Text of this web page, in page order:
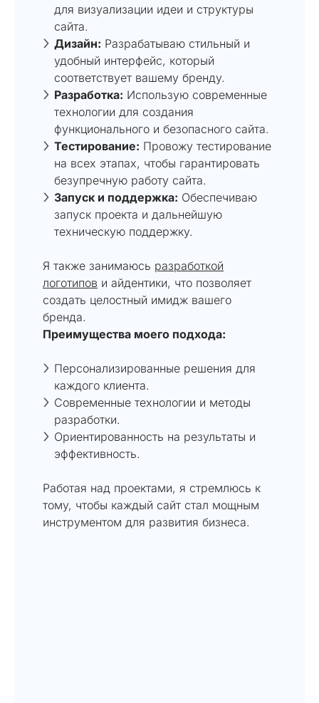
для визуализации идеи и структуры
сайта.
Дизайн: Разрабатываю стильный и
удобный интерфейс, который
соответствует вашему бренду.
Разработка: Использую современные
технологии для создания
функционального и безопасного сайта.
Тестирование: Провожу тестирование
на всех этапах, чтобы гарантировать
безупречную работу сайта.
Запуск и поддержка: Обеспечиваю
запуск проекта и дальнейшую
техническую поддержку.
Я также занимаюсь разработкой
логотипов и айдентики, что позволяет
создать целостный имидж вашего
бренда.
Преимущества моего подхода:
Персонализированные решения для
каждого клиента.
Современные технологии и методы
разработки.
Ориентированность на результаты и
эффективность.
Работая над проектами, я стремлюсь к
тому, чтобы каждый сайт стал мощным
инструментом для развития бизнеса.